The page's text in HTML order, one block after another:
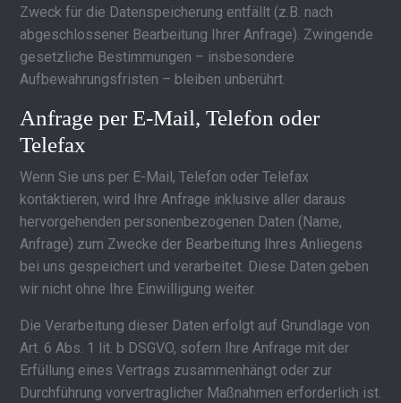
Zweck für die Datenspeicherung entfällt (z.B. nach
abgeschlossener Bearbeitung Ihrer Anfrage). Zwingende
gesetzliche Bestimmungen – insbesondere
Aufbewahrungsfristen – bleiben unberührt.
Anfrage per E-Mail, Telefon oder
Telefax
Wenn Sie uns per E-Mail, Telefon oder Telefax
kontaktieren, wird Ihre Anfrage inklusive aller daraus
hervorgehenden personenbezogenen Daten (Name,
Anfrage) zum Zwecke der Bearbeitung Ihres Anliegens
bei uns gespeichert und verarbeitet. Diese Daten geben
wir nicht ohne Ihre Einwilligung weiter.
Die Verarbeitung dieser Daten erfolgt auf Grundlage von
Art. 6 Abs. 1 lit. b DSGVO, sofern Ihre Anfrage mit der
Erfüllung eines Vertrags zusammenhängt oder zur
Durchführung vorvertraglicher Maßnahmen erforderlich ist.